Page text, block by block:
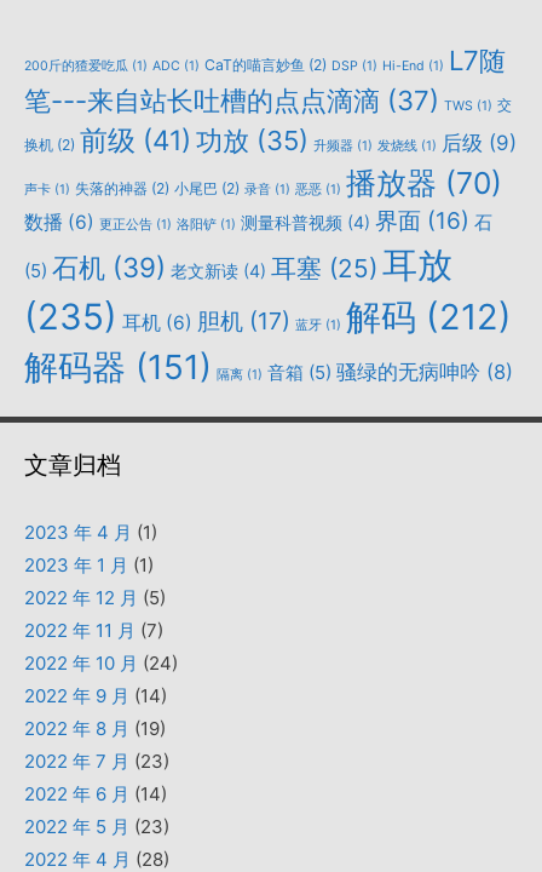
200斤的猹爱吃瓜 (1) ADC (1) CaT的喵言妙鱼 (2) DSP (1) Hi-End (1) L7随
笔---来自站长吐槽的点点滴滴 (37) TWS (1) 交
换机 (2) 前级 (41) 功放 (35) 升频器 (1) 发烧线 (1) 后级 (9)
声卡 (1) 失落的神器 (2) 小尾巴 (2) 录音 (1) 恶恶 (1) 播放器 (70)
数播 (6) 更正公告 (1) 洛阳铲 (1) 测量科普视频 (4) 界面 (16) 石
(5) 石机 (39) 老文新读 (4) 耳塞 (25) 耳放
(235) 耳机 (6) 胆机 (17) 蓝牙 (1) 解码 (212)
解码器 (151) 隔离 (1) 音箱 (5) 骚绿的无病呻吟 (8)
文章归档
2023 年 4 月 (1)
2023 年 1 月 (1)
2022 年 12 月 (5)
2022 年 11 月 (7)
2022 年 10 月 (24)
2022 年 9 月 (14)
2022 年 8 月 (19)
2022 年 7 月 (23)
2022 年 6 月 (14)
2022 年 5 月 (23)
2022 年 4 月 (28)